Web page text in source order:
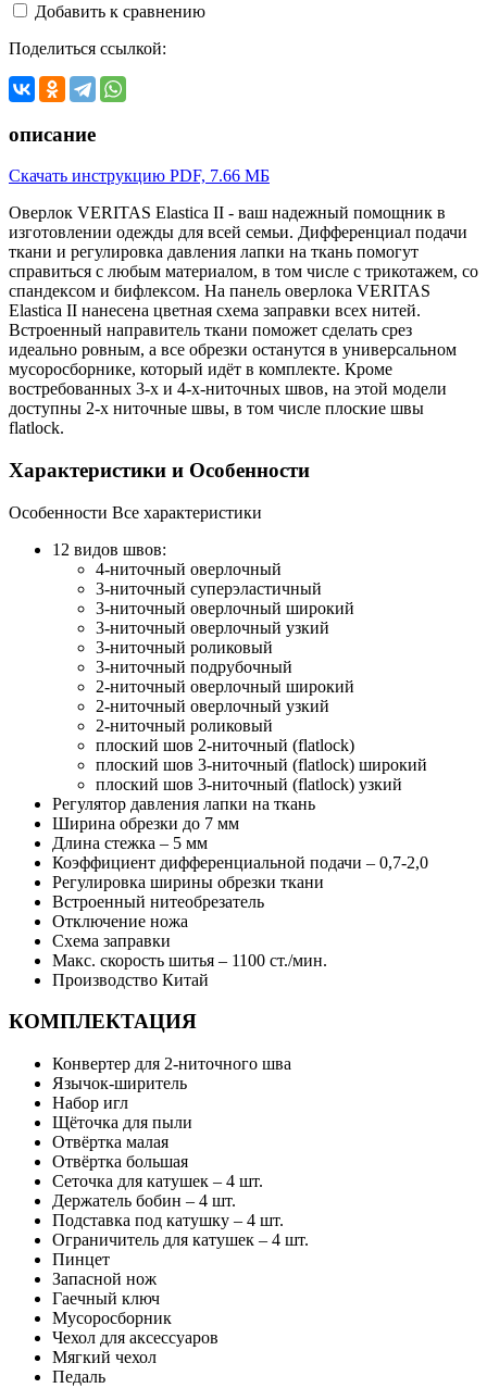
Добавить к сравнению
Поделиться ссылкой:
описание
Скачать инструкцию PDF, 7.66 МБ
Оверлок VERITAS Elastica II - ваш надежный помощник в
изготовлении одежды для всей семьи. Дифференциал подачи
ткани и регулировка давления лапки на ткань помогут
справиться с любым материалом, в том числе с трикотажем, со
спандексом и бифлексом. На панель оверлока VERITAS
Elastica II нанесена цветная схема заправки всех нитей.
Встроенный направитель ткани поможет сделать срез
идеально ровным, а все обрезки останутся в универсальном
мусоросборнике, который идёт в комплекте. Кроме
востребованных 3-х и 4-х-ниточных швов, на этой модели
доступны 2-х ниточные швы, в том числе плоские швы
flatlock.
Характеристики и Особенности
Особенности Все характеристики
12 видов швов:
4-ниточный оверлочный
3-ниточный суперэластичный
3-ниточный оверлочный широкий
3-ниточный оверлочный узкий
3-ниточный роликовый
3-ниточный подрубочный
2-ниточный оверлочный широкий
2-ниточный оверлочный узкий
2-ниточный роликовый
плоский шов 2-ниточный (flatlock)
плоский шов 3-ниточный (flatlock) широкий
плоский шов 3-ниточный (flatlock) узкий
Регулятор давления лапки на ткань
Ширина обрезки до 7 мм
Длина стежка – 5 мм
Коэффициент дифференциальной подачи – 0,7-2,0
Регулировка ширины обрезки ткани
Встроенный нитеобрезатель
Отключение ножа
Схема заправки
Макс. скорость шитья – 1100 ст./мин.
Производство Китай
КОМПЛЕКТАЦИЯ
Конвертер для 2-ниточного шва
Язычок-ширитель
Набор игл
Щёточка для пыли
Отвёртка малая
Отвёртка большая
Сеточка для катушек – 4 шт.
Держатель бобин – 4 шт.
Подставка под катушку – 4 шт.
Ограничитель для катушек – 4 шт.
Пинцет
Запасной нож
Гаечный ключ
Мусоросборник
Чехол для аксессуаров
Мягкий чехол
Педаль